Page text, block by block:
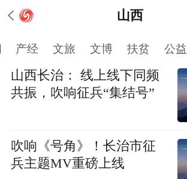
山西
产经 文旅 文博 扶贫 公益
山西长治： 线上线下同频
共振，吹响征兵“集结号”
吹响《号角》！长治市征
兵主题MV重磅上线